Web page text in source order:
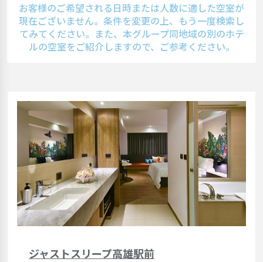
お客様のご希望される日時または人数に適した空室が
現在ございません。条件を変更の上、もう一度検索し
てみてください。また、本グループ同地域の別のホテ
ルの空室をご紹介しますので、ご参考ください。
ジャストスリープ高雄駅前